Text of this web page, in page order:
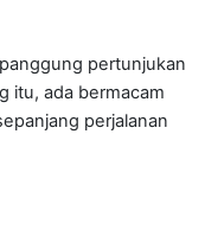
pertunjukan
itu, ada bermacam
perjalanan